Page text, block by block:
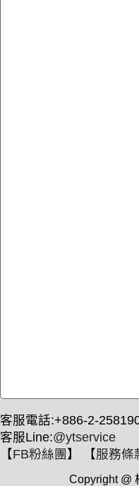
客服電話:+886-2-
客服Line:@ytservice
【FB粉絲團 】 【服務條
Copyright @